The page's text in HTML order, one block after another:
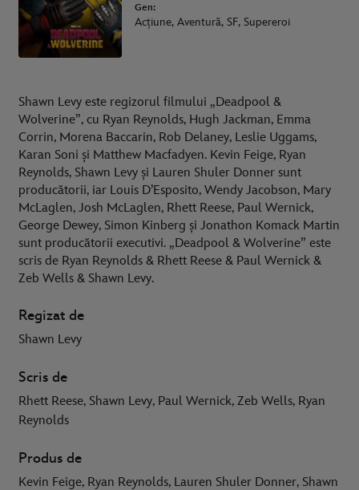
Gen:
Acțiune, Aventură, SF, Supereroi
Shawn Levy este regizorul filmului „Deadpool &
Wolverine”, cu Ryan Reynolds, Hugh Jackman, Emma
Corrin, Morena Baccarin, Rob Delaney, Leslie Uggams,
Karan Soni și Matthew Macfadyen. Kevin Feige, Ryan
Reynolds, Shawn Levy și Lauren Shuler Donner sunt
producătorii, iar Louis D’Esposito, Wendy Jacobson, Mary
McLaglen, Josh McLaglen, Rhett Reese, Paul Wernick,
George Dewey, Simon Kinberg și Jonathon Komack Martin
sunt producătorii executivi. „Deadpool & Wolverine” este
scris de Ryan Reynolds & Rhett Reese & Paul Wernick &
Zeb Wells & Shawn Levy.
Regizat de
Shawn Levy
Scris de
Rhett Reese, Shawn Levy, Paul Wernick, Zeb Wells, Ryan
Reynolds
Produs de
Kevin Feige, Ryan Reynolds, Lauren Shuler Donner, Shawn